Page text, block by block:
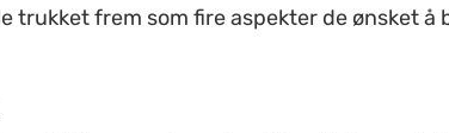
trukket frem som fire aspekter de ønsket å